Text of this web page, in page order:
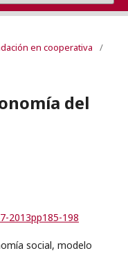
en cooperativa
/
del
2013pp185-198
social, modelo